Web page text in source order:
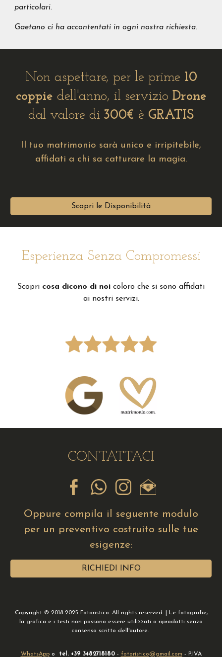
particolari.
Gaetano ci ha accontentati in ogni nostra richiesta.
Non aspettare, per le prime 10
coppie dell'anno, il servizio Drone
dal valore di 300€ è GRATIS
Il tuo matrimonio sarà unico e irripitebile,
affidati a chi sa catturare la magia.
Scopri le Disponibilità
Esperienza Senza Compromessi
Scopri cosa dicono di noi coloro che si sono affidati
ai nostri servizi.
CONTATTACI
Oppure compila il seguente modulo
per un preventivo costruito sulle tue
esigenze:
RICHIEDI INFO
Copyright © 2018-2025 Fotoristico. All rights reserved. | Le fotografie,
la grafica e i testi non possono essere utilizzati o riprodotti senza
consenso scritto dell'autore.
WhatsAppo tel. +39 3482718180- fotoristico@gmail.com - P.IVA